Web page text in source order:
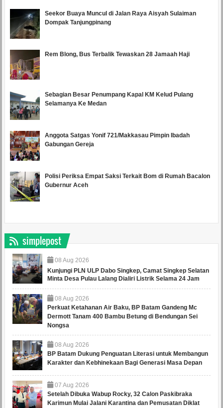
Seekor Buaya Muncul di Jalan Raya Aisyah Sulaiman
Dompak Tanjungpinang
Rem Blong, Bus Terbalik Tewaskan 28 Jamaah Haji
Sebagian Besar Penumpang Kapal KM Kelud Pulang
Selamanya Ke Medan
Anggota Satgas Yonif 721/Makkasau Pimpin Ibadah
Gabungan Gereja
Polisi Periksa Empat Saksi Terkait Bom di Rumah Bacalon
Gubernur Aceh
simplepost
08 Aug 2026
Kunjungi PLN ULP Dabo Singkep, Camat Singkep Selatan
Minta Desa Pulau Lalang Dialiri Listrik Selama 24 Jam
08 Aug 2026
Perkuat Ketahanan Air Baku, BP Batam Gandeng Mc
Dermott Tanam 400 Bambu Betung di Bendungan Sei
Nongsa
08 Aug 2026
BP Batam Dukung Penguatan Literasi untuk Membangun
Karakter dan Kebhinekaan Bagi Generasi Masa Depan
07 Aug 2026
Setelah Dibuka Wabup Rocky, 32 Calon Paskibraka
Karimun Mulai Jalani Karantina dan Pemusatan Diklat